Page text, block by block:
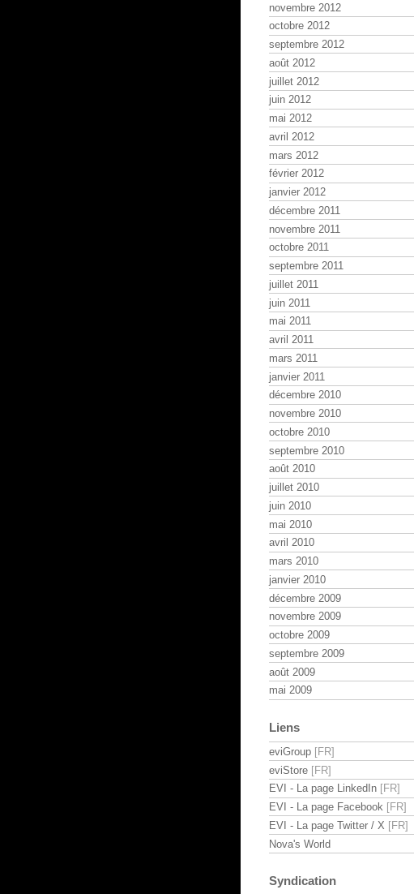
novembre 2012
octobre 2012
septembre 2012
août 2012
juillet 2012
juin 2012
mai 2012
avril 2012
mars 2012
février 2012
janvier 2012
décembre 2011
novembre 2011
octobre 2011
septembre 2011
juillet 2011
juin 2011
mai 2011
avril 2011
mars 2011
janvier 2011
décembre 2010
novembre 2010
octobre 2010
septembre 2010
août 2010
juillet 2010
juin 2010
mai 2010
avril 2010
mars 2010
janvier 2010
décembre 2009
novembre 2009
octobre 2009
septembre 2009
août 2009
mai 2009
Liens
eviGroup
eviStore
EVI - La page LinkedIn
EVI - La page Facebook
EVI - La page Twitter / X
Nova's World
Syndication